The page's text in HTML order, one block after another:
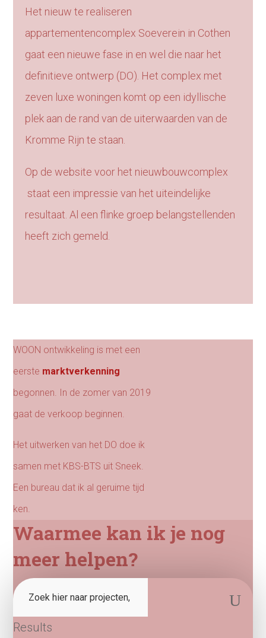
Het nieuw te realiseren
appartementencomplex Soeverein in Cothen
gaat een nieuwe fase in en wel die naar het
definitieve ontwerp (DO). Het complex met
zeven luxe woningen komt op een idyllische
plek aan de rand van de uiterwaarden van de
Kromme Rijn te staan.
Op de website voor het nieuwbouwcomplex
staat een impressie van het uiteindelijke
resultaat. Al een flinke groep belangstellenden
heeft zich gemeld.
WOON ontwikkeling is met een
eerste marktverkenning
begonnen. In de zomer van 2019
gaat de verkoop beginnen.
Het uitwerken van het DO doe ik
samen met KBS-BTS uit Sneek.
Een bureau dat ik al geruime tijd
ken.
Waarmee kan ik je nog
meer helpen?
Search
Results